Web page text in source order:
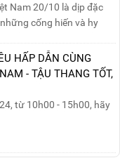
Nam 20/10 là dịp đặc
cống hiến và hy
ra đời của Hội Phụ nữ
vào năm 1930, ngày
nhận vai trò quan trọng
HẤP DẪN CÙNG
- TẬU THANG TỐT,
từ 10h00 - 15h00, hãy
dẫn và mua sắm